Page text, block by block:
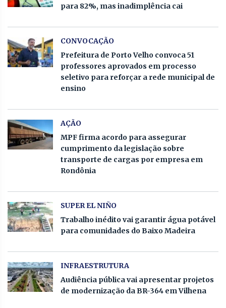
para 82%, mas inadimplência cai
CONVOCAÇÃO
Prefeitura de Porto Velho convoca 51
professores aprovados em processo
seletivo para reforçar a rede municipal de
ensino
AÇÃO
MPF firma acordo para assegurar
cumprimento da legislação sobre
transporte de cargas por empresa em
Rondônia
SUPER EL NIÑO
Trabalho inédito vai garantir água potável
para comunidades do Baixo Madeira
INFRAESTRUTURA
Audiência pública vai apresentar projetos
de modernização da BR-364 em Vilhena